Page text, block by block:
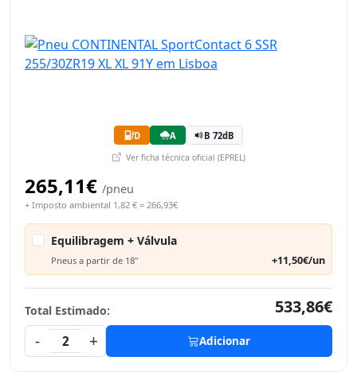
D A B 72dB
Ver ficha técnica oficial (EPREL)
265,11€ /pneu
+ Imposto ambiental 1,82 € = 266,93€
Equilibragem + Válvula
Pneus a partir de 18" +11,50€/un
Total Estimado:
533,86€
-
2 + Adicionar